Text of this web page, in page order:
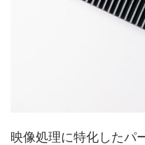
映像処理に特化したパ